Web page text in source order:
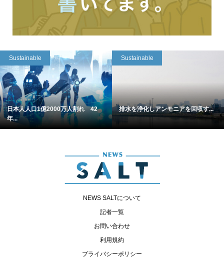
Sustainable
日本人人口1億2000万人割れ 42
年...
Sustainable
排水を浄化しアンモニアを回収す...
NEWS SALTについて
記者一覧
お問い合わせ
利用規約
プライバシーポリシー